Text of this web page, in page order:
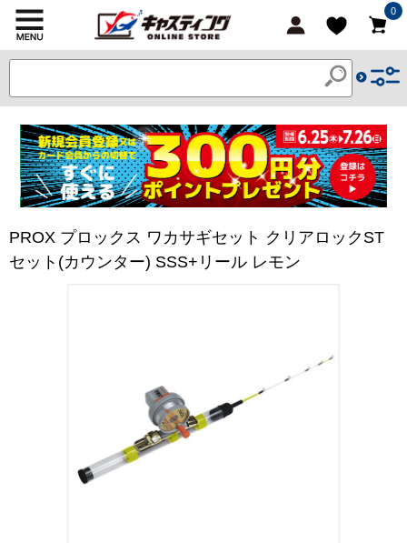
0
PROX プロックス ワカサギセット クリアロックST
セット(カウンター) SSS+リール レモン